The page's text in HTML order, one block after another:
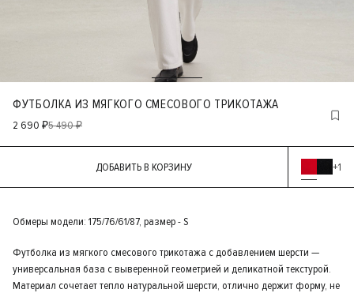
ФУТБОЛКА ИЗ МЯГКОГО СМЕСОВОГО ТРИКОТАЖА
2 690 ₽5 490 ₽
ДОБАВИТЬ В КОРЗИНУ +1
Обмеры модели: 175/76/61/87, размер - S
Футболка из мягкого смесового трикотажа с добавлением шерсти —
универсальная база с выверенной геометрией и деликатной текстурой.
Материал сочетает тепло натуральной шерсти, отлично держит форму, не